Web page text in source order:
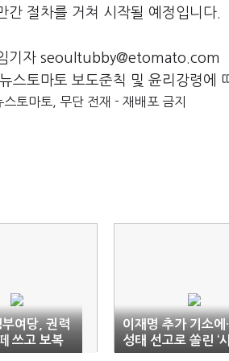
간 절차를 거쳐 시작될 예정입니다.
기자 seoultubby@etomato.com
스토마토 보도준칙 및 윤리강령에
토마토, 무단 전재 - 재배포 금지
여당, 권력
쓰고 보복
이재명 추가 기소
성태 선고로 쏠린 ‘